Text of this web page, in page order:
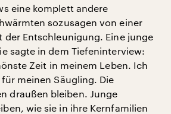
eine komplett andere
sozusagen von einer
der Entschleunigung. Eine junge
sagte in dem Tiefeninterview:
Zeit in meinem Leben. Ich
meinen Säugling. Die
draußen bleiben. Junge
wie sie in ihre Kernfamilien